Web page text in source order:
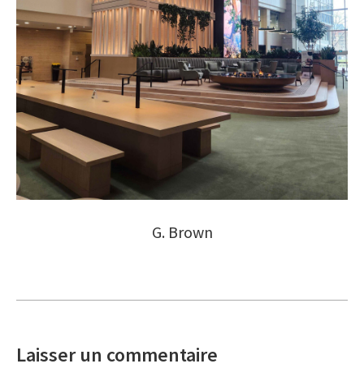
G. Brown
Laisser un commentaire